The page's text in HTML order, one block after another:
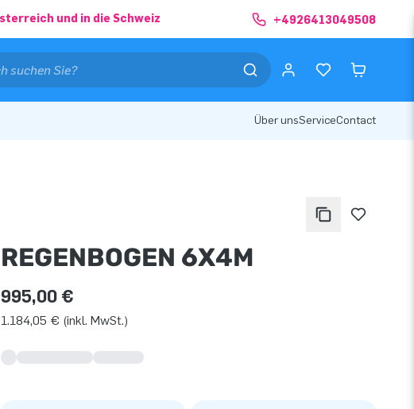
und in die Schweiz +4926413049508
Über unsServiceContact
REGENBOGEN 6X4M
995,00 €
1.184,05 € (inkl. MwSt.)